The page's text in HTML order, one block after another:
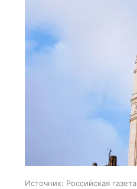
Источник: Российская газета